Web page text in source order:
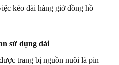
kéo dài hàng giờ đồng hồ
sử dụng dài
trang bị nguồn nuôi là pin